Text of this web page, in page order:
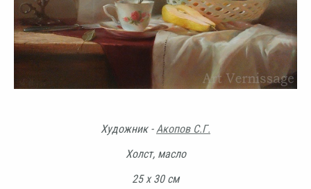
Художник -Акопов С.Г.
Холст, масло
25 х 30 см